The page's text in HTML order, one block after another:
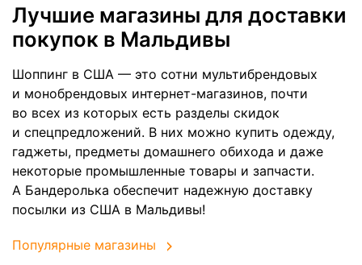
Лучшие магазины для доставки
покупок в Мальдивы
Шоппинг в США — это сотни мультибрендовых
и монобрендовых интернет-магазинов, почти
во всех из которых есть разделы скидок
и спецпредложений. В них можно купить одежду,
гаджеты, предметы домашнего обихода и даже
некоторые промышленные товары и запчасти.
А Бандеролька обеспечит надежную доставку
посылки из США в Мальдивы!
Популярные магазины